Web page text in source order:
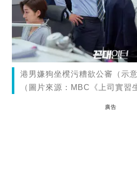
港男嫌狗坐櫈污糟欲公審（示
（圖片來源：MBC《上司實習
廣告